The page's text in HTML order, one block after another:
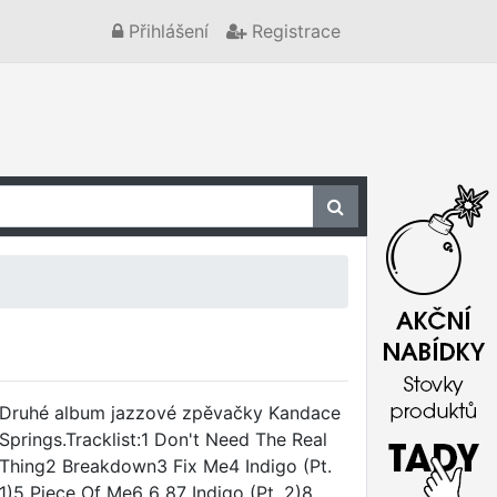
Přihlášení Registrace
album jazzové zpěvačky Kandace
Don't Need The Real
Breakdown3 Fix Me4 Indigo (Pt.
Piece Of Me6 6 87 Indigo (Pt. 2)8